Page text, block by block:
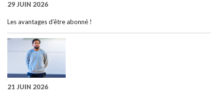
29 JUIN 2026
Les avantages d’être abonné !
21 JUIN 2026